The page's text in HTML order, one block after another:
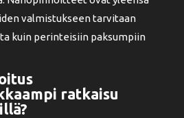
valmistukseen tarvitaan
kuin perinteisiin paksumpiin
ratkaisu